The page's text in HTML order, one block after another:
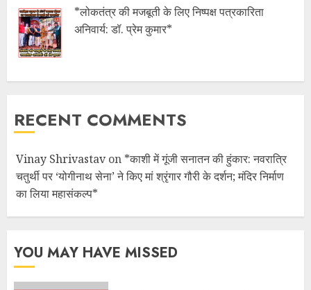
*लोकतंत्र की मजबूती के लिए निष्पक्ष पत्रकारिता
अनिवार्य: डॉ. प्रेम कुमार*
RECENT COMMENTS
Vinay Shrivastavon *काशी में गूंजी सनातन की हुंकार: नवरात्रि
चतुर्थी पर ‘योगीनाथ सेना’ ने किए मां श्रृंगार गौरी के दर्शन; मंदिर निर्माण
का लिया महासंकल्प*
YOU MAY HAVE MISSED